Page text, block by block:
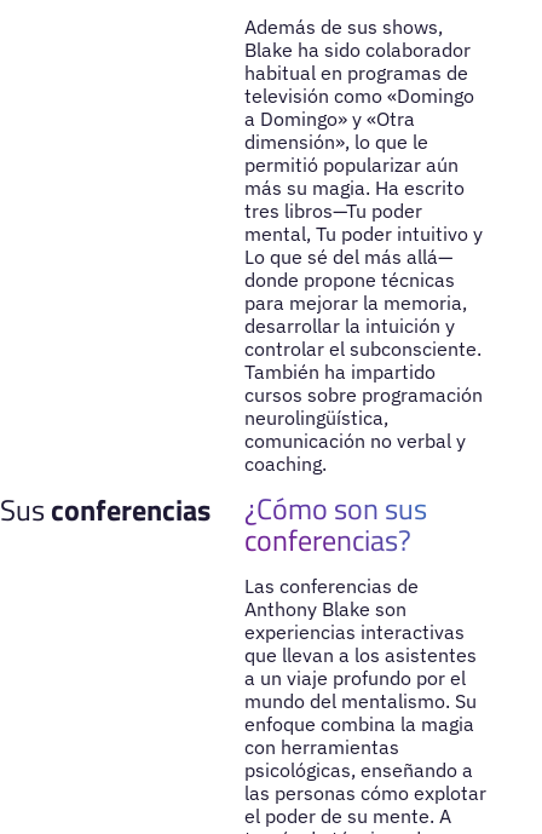
Además de sus shows,
Blake ha sido colaborador
habitual en programas de
televisión como «Domingo
a Domingo» y «Otra
dimensión», lo que le
permitió popularizar aún
más su magia. Ha escrito
tres libros—Tu poder
mental, Tu poder intuitivo y
Lo que sé del más allá—
donde propone técnicas
para mejorar la memoria,
desarrollar la intuición y
controlar el subconsciente.
También ha impartido
cursos sobre programación
neurolingüística,
comunicación no verbal y
coaching.
Susconferencias ¿Cómo son sus
conferencias?
Las conferencias de
Anthony Blake son
experiencias interactivas
que llevan a los asistentes
a un viaje profundo por el
mundo del mentalismo. Su
enfoque combina la magia
con herramientas
psicológicas, enseñando a
las personas cómo explotar
el poder de su mente. A